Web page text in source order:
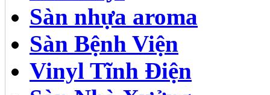
Sàn nhựa aroma
Sàn Bệnh Viện
Vinyl Tĩnh Điện